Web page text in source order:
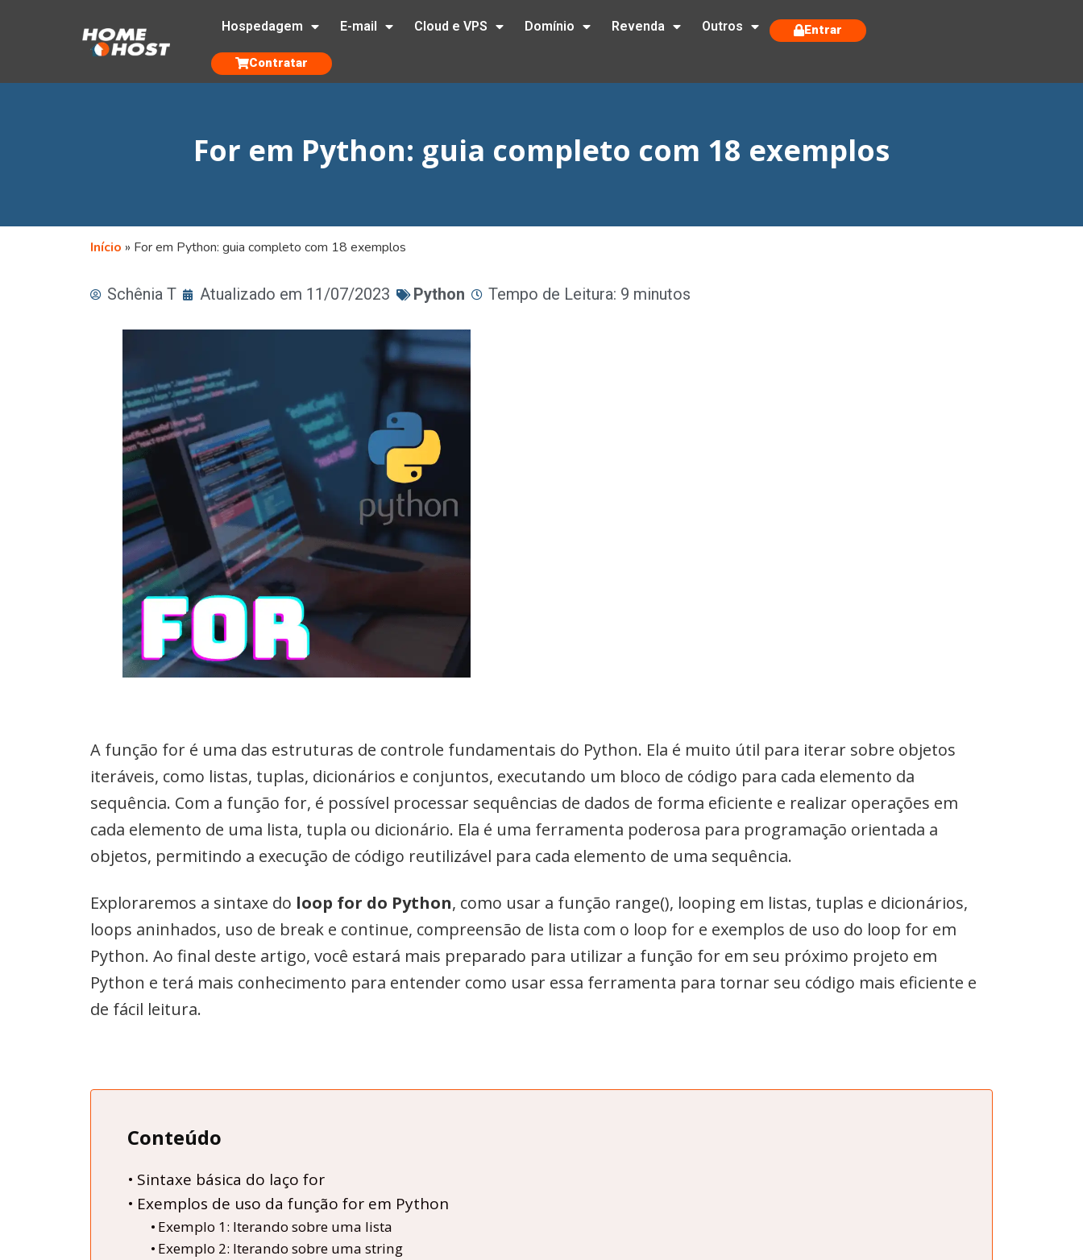
Hospedagem E-mail Cloud e VPS Domínio Revenda Outros Entrar
Contratar
For em Python: guia completo com 18 exemplos
Início » For em Python: guia completo com 18 exemplos
Schênia T Atualizado em 11/07/2023 Python Tempo de Leitura: 9 minutos
A função for é uma das estruturas de controle fundamentais do Python. Ela é muito útil para iterar sobre objetos
iteráveis, como listas, tuplas, dicionários e conjuntos, executando um bloco de código para cada elemento da
sequência. Com a função for, é possível processar sequências de dados de forma eficiente e realizar operações em
cada elemento de uma lista, tupla ou dicionário. Ela é uma ferramenta poderosa para programação orientada a
objetos, permitindo a execução de código reutilizável para cada elemento de uma sequência.
Exploraremos a sintaxe do loop for do Python, como usar a função range(), looping em listas, tuplas e dicionários,
loops aninhados, uso de break e continue, compreensão de lista com o loop for e exemplos de uso do loop for em
Python. Ao final deste artigo, você estará mais preparado para utilizar a função for em seu próximo projeto em
Python e terá mais conhecimento para entender como usar essa ferramenta para tornar seu código mais eficiente e
de fácil leitura.
Conteúdo
Sintaxe básica do laço for
Exemplos de uso da função for em Python
Exemplo 1: Iterando sobre uma lista
Exemplo 2: Iterando sobre uma string